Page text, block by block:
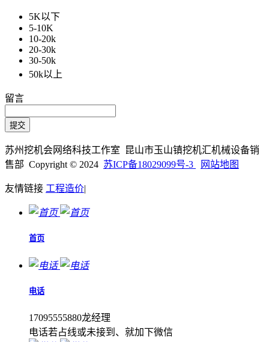
5K以下
5-10K
10-20k
20-30k
30-50k
50k以上
留言
苏州挖机会网络科技工作室 昆山市玉山镇挖机汇机械设备销
售部 Copyright © 2024 苏ICP备18029099号-3 网站地图
友情链接 工程造价|
首页
电话
17095555880龙经理
电话若占线或未接到、就加下微信